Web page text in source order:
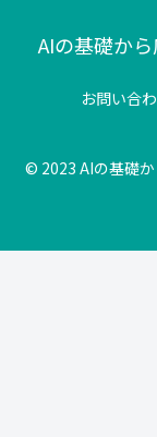
AIの基礎か
お問い合
© 2023 AIの基礎